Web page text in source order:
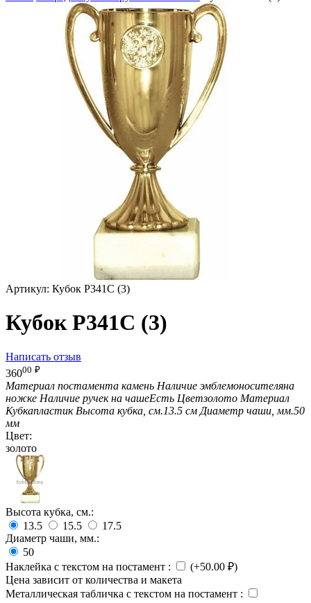
Артикул: Кубок P341C (3)
Кубок P341C (3)
Написать отзыв
36000 ₽
Материал постамента камень Наличие эмблемоносителяна
ножке Наличие ручек на чашеЕсть Цветзолото Материал
Кубкапластик Высота кубка, см.13.5 см Диаметр чаши, мм.50
мм
Цвет:
золото
Высота кубка, см.:
13.5
15.5
17.5
Диаметр чаши, мм.:
50
Наклейка с текстом на постамент : (+50.00 ₽)
Цена зависит от количества и макета
Металлическая табличка с текстом на постамент :